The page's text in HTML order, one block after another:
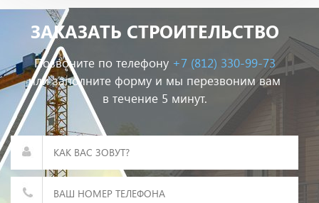
Дом из газобетона
Дом из дюрисола
ЗАКАЗАТЬ СТРОИТЕЛЬСТВО
Позвоните по телефону +7 (812) 330-99-73
или заполните форму и мы перезвоним вам
в течение 5 минут.